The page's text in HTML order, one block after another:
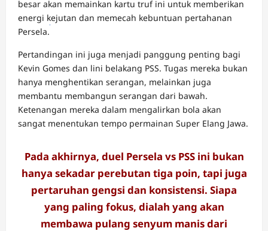
besar akan memainkan kartu truf ini untuk memberikan
energi kejutan dan memecah kebuntuan pertahanan
Persela.
Login,
Link
Alternatif
Pertandingan ini juga menjadi panggung penting bagi
Kevin Gomes dan lini belakang PSS. Tugas mereka bukan
hanya menghentikan serangan, melainkan juga
membantu membangun serangan dari bawah.
Ketenangan mereka dalam mengalirkan bola akan
sangat menentukan tempo permainan Super Elang Jawa.
Pada akhirnya, duel Persela vs PSS ini bukan
hanya sekadar perebutan tiga poin, tapi juga
pertaruhan gengsi dan konsistensi. Siapa
yang paling fokus, dialah yang akan
membawa pulang senyum manis dari